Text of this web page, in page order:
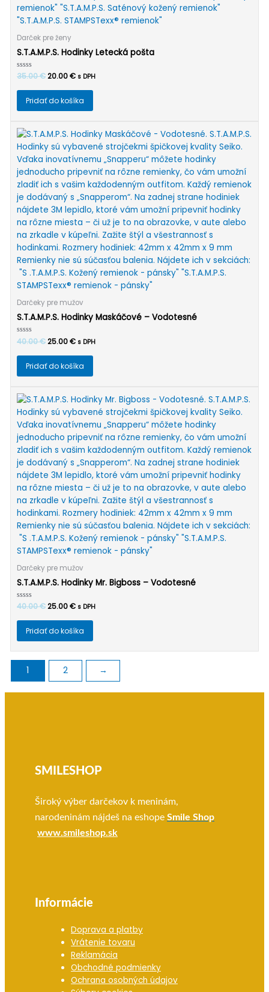
Darček pre ženy
S.T.A.M.P.S. Hodinky Letecká pošta
Hodnotenie
35.00€ Pôvodná
35.00 €.
20.00€Aktuálna
20.00 €.
s DPH
Pridať do košíka
Darčeky pre mužov
S.T.A.M.P.S. Hodinky Maskáčové – Vodotesné
Hodnotenie
0
40.00€ Pôvodná
40.00 €.
25.00€Aktuálna
25.00 €.
s DPH
Pridať do košíka
Darčeky pre mužov
S.T.A.M.P.S. Hodinky Mr. Bigboss – Vodotesné
Hodnotenie
40.00€ Pôvodná
40.00 €.
25.00€Aktuálna
25.00 €.
s DPH
Pridať do košíka
1 2 →
SMILESHOP
Široký výber darčekov k meninám,
narodeninám nájdeš na eshope Smile Shop
www.smileshop.sk
Informácie
Doprava a platby
Vrátenie tovaru
Reklamácia
Obchodné podmienky
Ochrana osobných údajov